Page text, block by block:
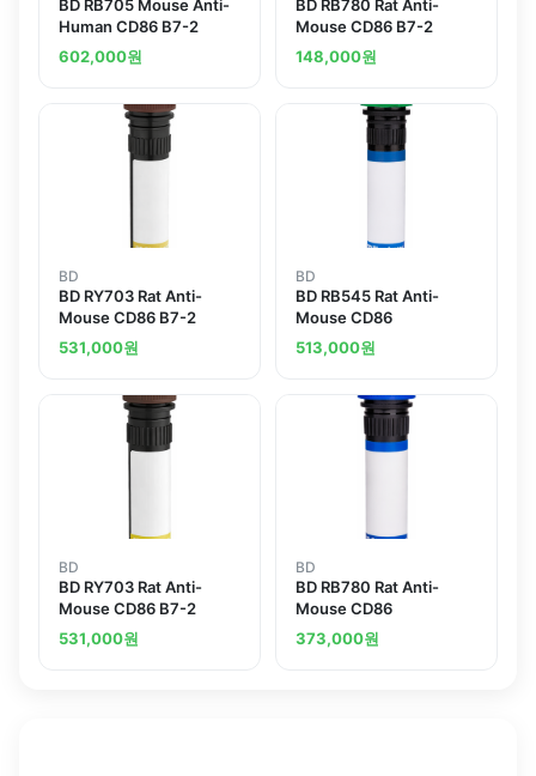
BD RB705 Mouse Anti-
Human CD86 B7-2
602,000원
BD RB780 Rat Anti-
Mouse CD86 B7-2
148,000원
BD
BD RY703 Rat Anti-
Mouse CD86 B7-2
531,000원
BD
BD RB545 Rat Anti-
Mouse CD86
513,000원
BD
BD RY703 Rat Anti-
Mouse CD86 B7-2
531,000원
BD
BD RB780 Rat Anti-
Mouse CD86
373,000원